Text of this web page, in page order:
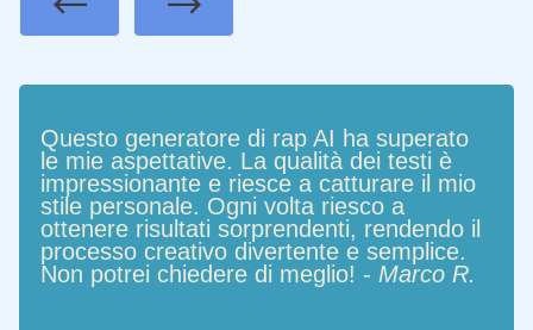
Questo generatore di rap AI ha superato
le mie aspettative. La qualità dei testi è
impressionante e riesce a catturare il mio
stile personale. Ogni volta riesco a
ottenere risultati sorprendenti, rendendo il
processo creativo divertente e semplice.
Non potrei chiedere di meglio! - Marco R.
PreviousNext